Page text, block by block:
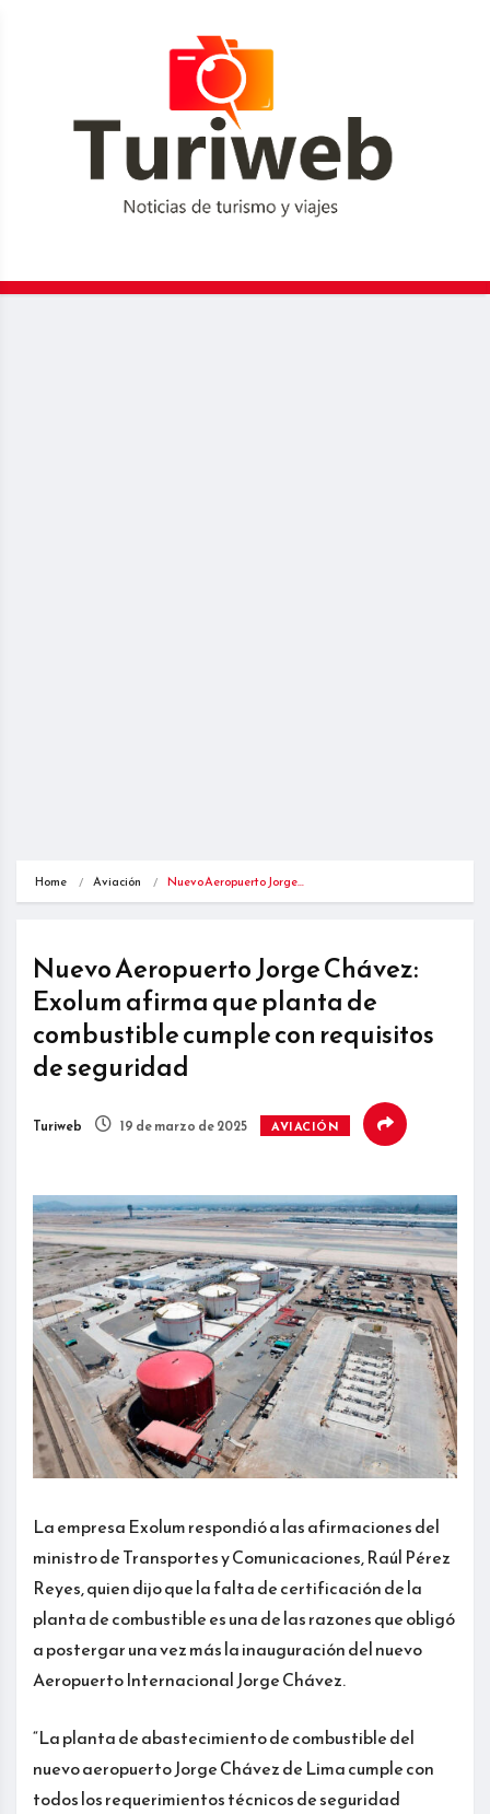
Home Aviación Nuevo Aeropuerto Jorge…
Nuevo Aeropuerto Jorge Chávez:
Exolum afirma que planta de
combustible cumple con requisitos
de seguridad
Turiweb 19 de marzo de 2025 AVIACIÓN
La empresa Exolum respondió a las afirmaciones del
ministro de Transportes y Comunicaciones, Raúl Pérez
Reyes, quien dijo que la falta de certificación de la
planta de combustible es una de las razones que obligó
a postergar una vez más la inauguración del nuevo
Aeropuerto Internacional Jorge Chávez.
“La planta de abastecimiento de combustible del
nuevo aeropuerto Jorge Chávez de Lima cumple con
todos los requerimientos técnicos de seguridad